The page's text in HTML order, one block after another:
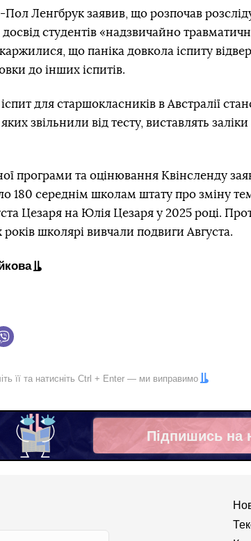
Пол Ленгбрук заявив, що розпочав
студентів «надзвичайно
що паніка довкола іспиту
до інших іспитів.
для старшокласників в Австралії
звільнили від тесту, виставлять
програми та оцінювання Квінсленду
180 середнім школам штату про зміну
Цезаря на Юлія Цезаря у 2025 році.
школярі вивчали подвиги Августа.
її та натисніть Ctrl + Enter — ми виправимо
Підпишись на
Facebook